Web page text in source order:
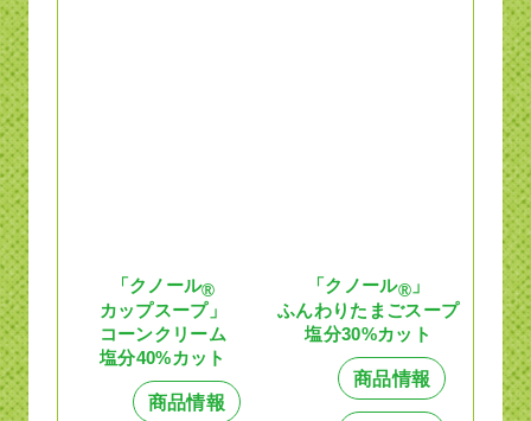
「クノール®
カップスープ」
コーンクリーム
塩分40%カット
商品情報
「クノール®」
ふんわりたまごスープ
塩分30%カット
商品情報